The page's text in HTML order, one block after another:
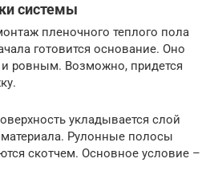
системы
пленочного теплого пола
готовится основание. Оно
ровным. Возможно, придется
укладывается слой
Рулонные полосы
скотчем. Основное условие –